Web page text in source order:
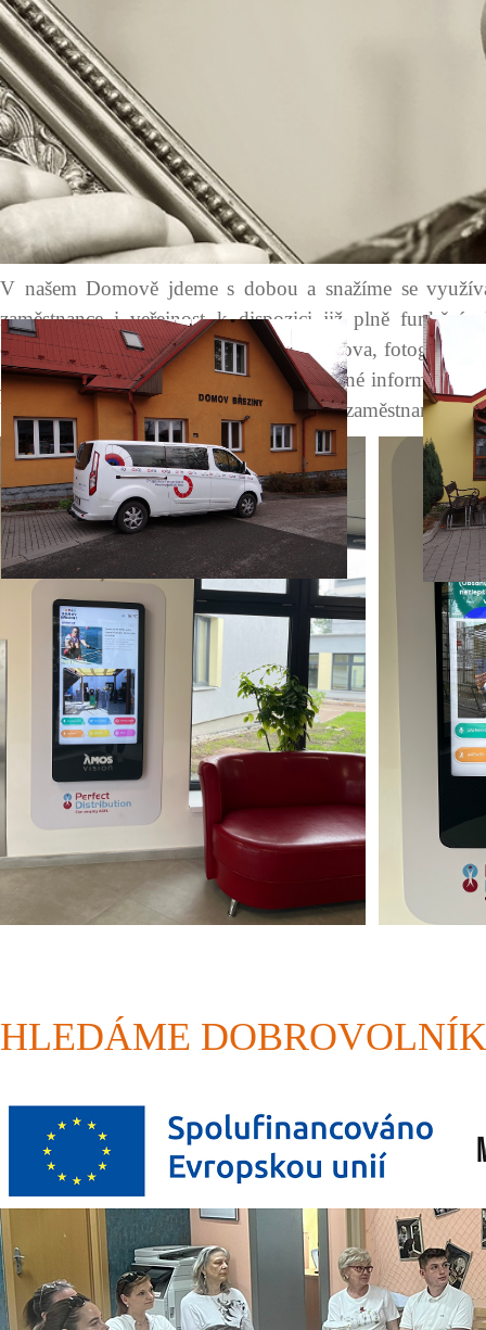
Více fotografií naleznete ve Fotogalerii
ELEKTRONICKÝ PANEL
V našem Domově jdeme s dobou a snažíme se
zaměstnance i veřejnost k dispozici již plně funkční
dokumenty a informace týkající se Domova, fotografie
jsou zábavné kvízy, křížovky nebo poučné informace
V případě potřeby Vám bude k dispozici zaměstnanec
HLEDÁME